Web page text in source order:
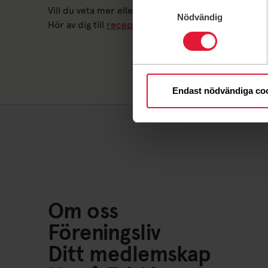
Nödvändig
Endast nödvändiga
Vill du veta mer eller anmäla intresse?
Hör av dig till reception@traningsverk.nu
Om oss
Föreningsliv
Ditt medlemskap